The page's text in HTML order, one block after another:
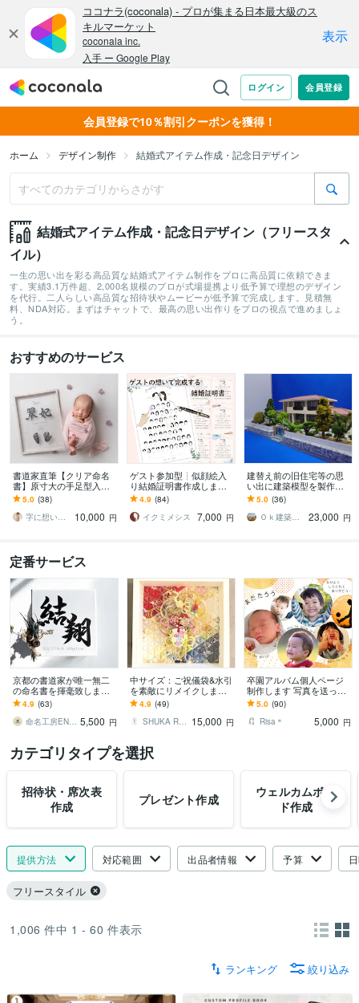
会員登録で10％割引クーポンを獲得！
ホーム デザイン制作 結婚式アイテム作成・記念日デザイン
結婚式アイテム作成・記念日デザイン（フリースタ
イル）
一生の思い出を彩る高品質な結婚式アイテム制作をプロに高品質に依頼できま
す。実績3.1万件超、2,000名規模のプロが式場提携より低予算で理想のデザイン
を代行。二人らしい高品質な招待状やムービーが低予算で完成します。見積無
料、NDA対応。まずはチャットで、最高の思い出作りをプロの視点で進めましょ
う。
おすすめのサービス
書道家直筆【クリア命名
書】原寸大の手足型入り
ます 質の高い命名書をリ
ーズナブルに/ニューボー
ン/手形アート
5.0 (38)
字に想いを込める書道家 瑞季
10,000 円
ゲスト参加型┊似顔絵入
り結婚証明書作成します
全員のサイン・指印で創
り上げる オーダーメイド
演出
4.9 (84)
イクミメシス
7,000 円
建替え前の旧住宅等の思
い出に建築模型を製作し
ます 被災住宅など無くな
ってしまう建物の思い出
を形に・・・
5.0 (36)
Ｏｋ建築模型工房
23,000 円
定番サービス
京都の書道家が唯一無二
の命名書を揮毫致します
出産祝い お七夜 お宮参り
ギフト
4.9 (63)
命名工房ENMUSUBI 5,500 円
中サイズ：ご祝儀袋&水引
を素敵にリメイクします
みなさまからのお気持ち
をカタチに残しません
か？
4.9 (49)
SHUKA REMAKE ご祝儀リメイク 15,000 円
卒園アルバム個人ページ
制作します 写真を送って
あとはお任せ♪入れたい文
字などご要望に応じま
す！
5.0 (90)
Risa＊
5,000 円
カテゴリタイプを選択
招待状・席次表
作成
プレゼント作成
ウェルカムボー
ド作成
提供方法 対応範囲 出品者情報 予算
フリースタイル
1,006 件中 1 - 60 件表示
ランキング 絞り込み